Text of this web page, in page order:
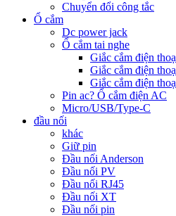
Chuyển đổi công tắc
Ổ cắm
Dc power jack
Ổ cắm tai nghe
Giắc cắm điện
Giắc cắm điện
Giắc cắm điện
Pin ac? Ổ cắm điện AC
Micro/USB/Type-C
đầu nối
khác
Giữ pin
Đầu nối Anderson
Đầu nối PV
Đầu nối RJ45
Đầu nối XT
Đầu nối pin